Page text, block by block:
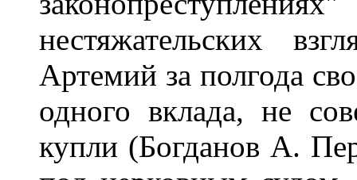
нестяжательских
Артемий за полгода
одного вклада, не
купли (Богданов А.